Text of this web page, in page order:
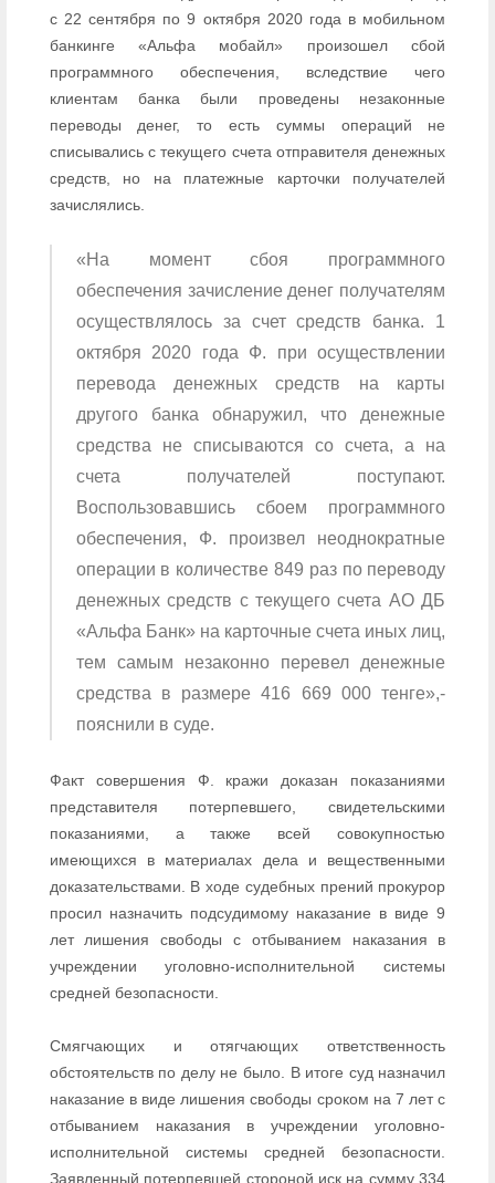
с 22 сентября по 9 октября 2020 года в мобильном
банкинге «Альфа мобайл» произошел сбой
программного обеспечения, вследствие чего
клиентам банка были проведены незаконные
переводы денег, то есть суммы операций не
списывались с текущего счета отправителя денежных
средств, но на платежные карточки получателей
зачислялись.
«На момент сбоя программного
обеспечения зачисление денег получателям
осуществлялось за счет средств банка. 1
октября 2020 года Ф. при осуществлении
перевода денежных средств на карты
другого банка обнаружил, что денежные
средства не списываются со счета, а на
счета получателей поступают.
Воспользовавшись сбоем программного
обеспечения, Ф. произвел неоднократные
операции в количестве 849 раз по переводу
денежных средств с текущего счета АО ДБ
«Альфа Банк» на карточные счета иных лиц,
тем самым незаконно перевел денежные
средства в размере 416​ 669​ 000 тенге»,-
пояснили в суде.
Факт совершения Ф. кражи доказан показаниями
представителя потерпевшего, свидетельскими
показаниями, а также всей совокупностью
имеющихся в материалах дела и вещественными
доказательствами. В ходе судебных прений прокурор
просил назначить подсудимому наказание в виде 9
лет лишения свободы с отбыванием наказания в
учреждении уголовно-исполнительной системы
средней безопасности.
Смягчающих и отягчающих ответственность
обстоятельств​ по делу не было.​ ​В итоге суд назначил
наказание в виде лишения свободы сроком на 7 лет с
отбыванием наказания в учреждении уголовно-
исполнительной системы средней безопасности.
Заявленный потерпевшей стороной иск на сумму 334​